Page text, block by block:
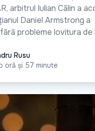
arbitrul Iulian Călin a
Daniel Armstrong a
probleme lovitura de
Rusu
oră și 57 minute